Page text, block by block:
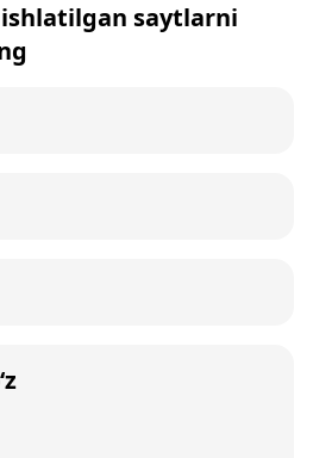
ishlatilgan saytlarni